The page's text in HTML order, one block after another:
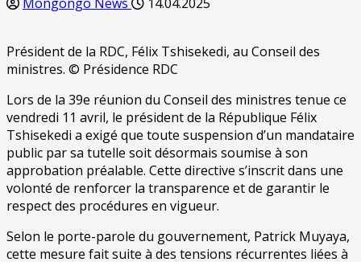
Président de la RDC, Félix Tshisekedi, au Conseil des
ministres. © Présidence RDC
Lors de la 39e réunion du Conseil des ministres tenue ce
vendredi 11 avril, le président de la République Félix
Tshisekedi a exigé que toute suspension d’un mandataire
public par sa tutelle soit désormais soumise à son
approbation préalable. Cette directive s’inscrit dans une
volonté de renforcer la transparence et de garantir le
respect des procédures en vigueur.
Selon le porte-parole du gouvernement, Patrick Muyaya,
cette mesure fait suite à des tensions récurrentes liées à